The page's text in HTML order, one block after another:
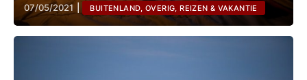
07/05/2021 BUITENLAND, OVERIG, REIZEN & VAKANTIE